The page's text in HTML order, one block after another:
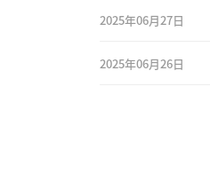
2025年06月27日
2025年06月26日